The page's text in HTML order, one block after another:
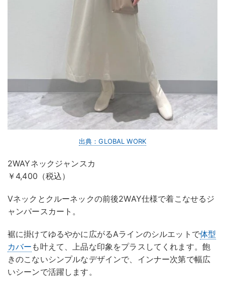
出典：GLOBAL WORK
2WAYネックジャンスカ
￥4,400（税込）
Vネックとクルーネックの前後2WAY仕様で着こなせるジ
ャンパースカート。
裾に掛けてゆるやかに広がるAラインのシルエットで体型
カバー も叶えて、上品な印象をプラスしてくれます。飽
きのこないシンプルなデザインで、インナー次第で幅広
いシーンで活躍します。